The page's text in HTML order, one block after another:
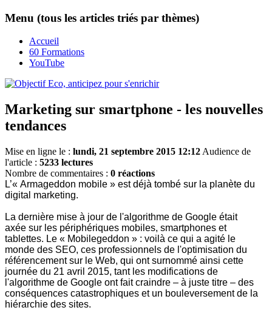
Menu (tous les articles triés par thèmes)
Accueil
60 Formations
YouTube
Marketing sur smartphone - les nouvelles
tendances
Mise en ligne le : lundi, 21 septembre 2015 12:12 Audience de
l'article : 5233 lectures
Nombre de commentaires : 0 réactions
L’« Armageddon mobile » est déjà tombé sur la planète du
digital marketing.
La dernière mise à jour de l'algorithme de Google était
axée sur les périphériques mobiles, smartphones et
tablettes. Le « Mobilegeddon » : voilà ce qui a agité le
monde des SEO, ces professionnels de l'optimisation du
référencement sur le Web, qui ont surnommé ainsi cette
journée du 21 avril 2015, tant les modifications de
l'algorithme de Google ont fait craindre – à juste titre – des
conséquences catastrophiques et un bouleversement de la
hiérarchie des sites.